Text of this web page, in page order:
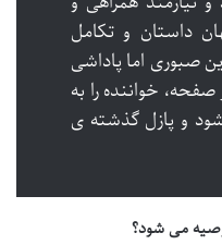
داستان و تکامل
صبوری اما پاداشی
صفحه، خواننده را به
و پازل گذشته ی
می شود؟